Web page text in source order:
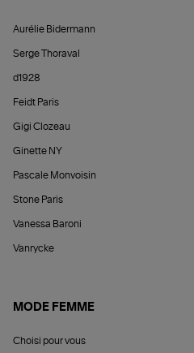
Aurélie Bidermann
Serge Thoraval
d1928
Feidt Paris
Gigi Clozeau
Ginette NY
Pascale Monvoisin
Stone Paris
Vanessa Baroni
Vanrycke
MODE FEMME
Choisi pour vous